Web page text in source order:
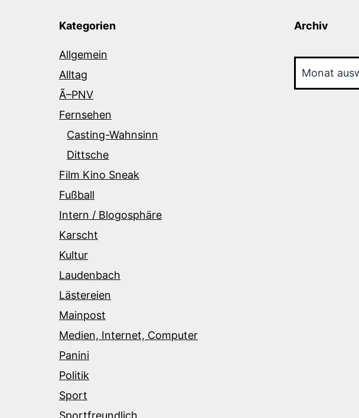
Kategorien
Allgemein
Alltag
Ã–PNV
Fernsehen
Casting-Wahnsinn
Dittsche
Film Kino Sneak
Fußball
Intern / Blogosphäre
Karscht
Kultur
Laudenbach
Lästereien
Mainpost
Medien, Internet, Computer
Panini
Politik
Sport
Sportfreundlich
Archiv